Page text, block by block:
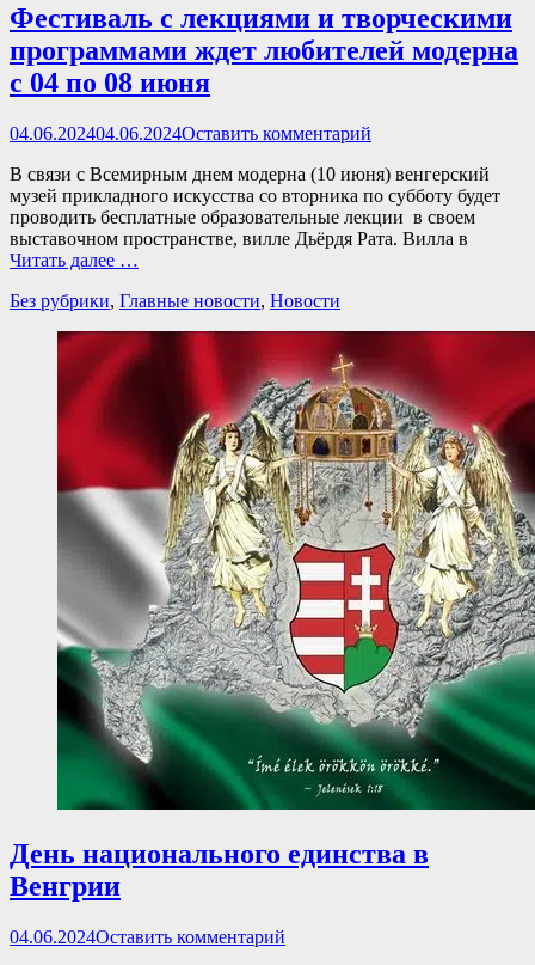
Фестиваль с лекциями и творческими
программами ждет любителей модерна
c 04 по 08 июня
Опубликовано
04.06.202404.06.2024Оставить комментарий
В связи с Всемирным днем модерна (10 июня) венгерский
музей прикладного искусства со вторника по субботу будет
проводить бесплатные образовательные лекции в своем
выставочном пространстве, вилле Дьёрдя Рата. Вилла в
Читать далее …
Категории
Без рубрики, Главные новости, Новости
День национального единства в
Венгрии
Опубликовано
04.06.2024Оставить комментарий